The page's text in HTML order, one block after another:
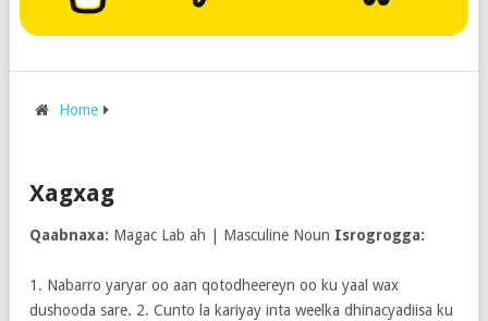
Home
Xagxag
Qaabnaxa: Magac Lab ah | Masculine Noun Isrogrogga:
1. Nabarro yaryar oo aan qotodheereyn oo ku yaal wax
dushooda sare. 2. Cunto la kariyay inta weelka dhinacyadiisa ku